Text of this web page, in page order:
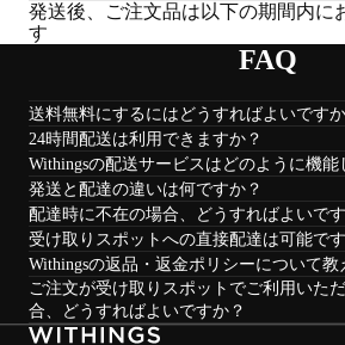
発送後、ご注文品は以下の期間内に
す
FAQ
送料無料にするにはどうすればよいです
24時間配送は利用できますか？
Withingsの配送サービスはどのように機能
発送と配達の違いは何ですか？
配達時に不在の場合、どうすればよいで
受け取りスポットへの直接配達は可能で
Withingsの返品・返金ポリシーについて教
ご注文が受け取りスポットでご利用いた
合、どうすればよいですか？